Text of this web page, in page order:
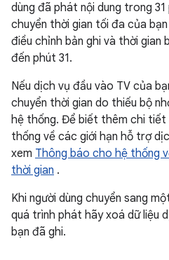
dùng đã phát nội dung trong
chuyển thời gian tối đa của
điều chỉnh bản ghi và thời gian
đến phút 31.
Nếu dịch vụ đầu vào TV của
chuyển thời gian do thiếu bộ
hệ thống. Để biết thêm chi
thống về các giới hạn hỗ trợ
xem Thông báo cho hệ thống
thời gian .
Khi người dùng chuyển sang
quá trình phát hãy xoá dữ liệu
bạn đã ghi.